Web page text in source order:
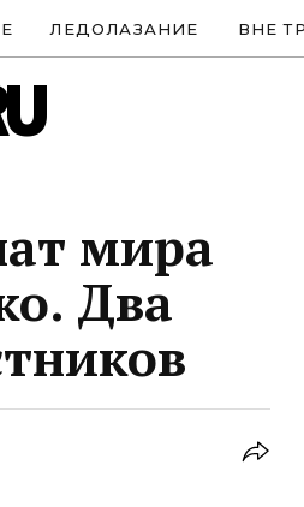
ЛЕДОЛАЗАНИЕ ВНЕ
мира
Два